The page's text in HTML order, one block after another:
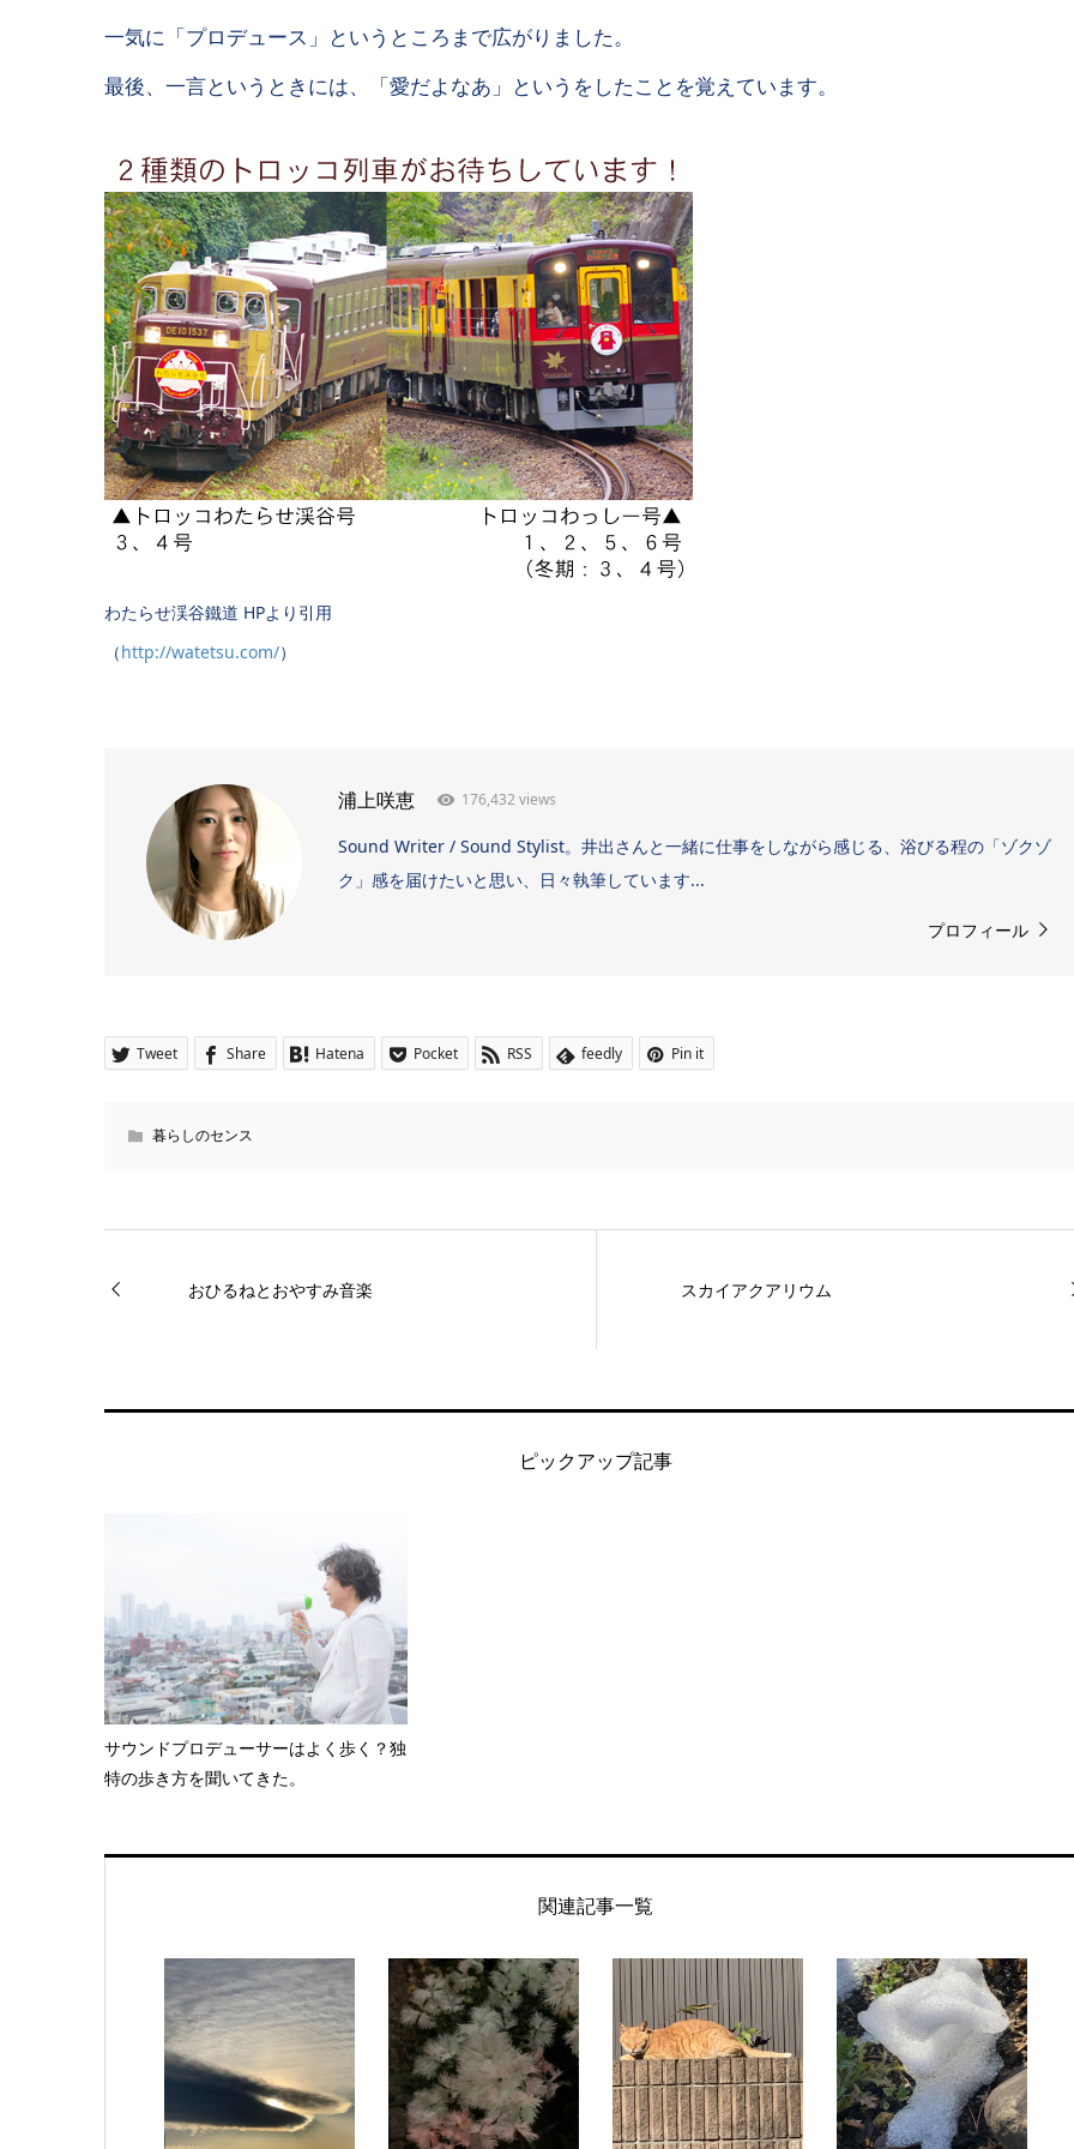
一気に「プロデュース」というところまで広がりました。
最後、一言というときには、「愛だよなあ」というをしたことを覚えています。
わたらせ渓谷鐵道 HPより引用
（http://watetsu.com/）
浦上咲恵 176,432 views
Sound Writer / Sound Stylist。井出さんと一緒に仕事をしながら感じる、浴びる程の「ゾクゾ
ク」感を届けたいと思い、日々執筆しています...
プロフィール
Tweet Share Hatena Pocket RSS feedly Pin it
暮らしのセンス
おひるねとおやすみ音楽 スカイアクアリウム
ピックアップ記事
サウンドプロデューサーはよく歩く？独
特の歩き方を聞いてきた。
関連記事一覧